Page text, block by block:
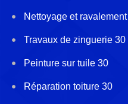
Nettoyage et
Travaux de zinguerie 30
Peinture sur tuile 30
Réparation toiture 30